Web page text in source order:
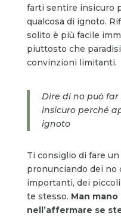
farti sentire insicuro
qualcosa di ignoto.
solito è più facile
piuttosto che
convinzioni limitanti.
Dire di no può
insicuro perché
ignoto
Ti consiglio di fare un
pronunciando dei no
importanti, dei
te stesso. Man
nell’affermare se